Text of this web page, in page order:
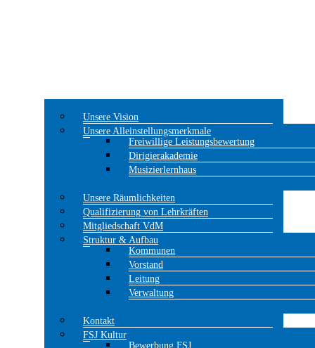
Unsere Vision
Unsere Alleinstellungsmerkmale
Freiwillige Leistungsbewertung
Dirigierakademie
Musizierlernhaus
Unsere Räumlichkeiten
Qualifizierung von Lehrkräften
Mitgliedschaft VdM
Struktur & Aufbau
Kommunen
Vorstand
Leitung
Verwaltung
Kontakt
FSJ Kultur
Bewerbung FSJ